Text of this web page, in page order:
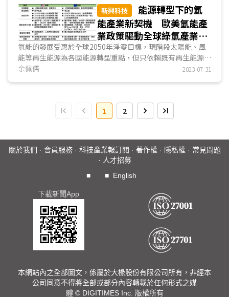
新興科技
能源轉型下的氫
能產業新契機 歐美氫能產
業政策驅動全球綠氫產業鏈
發展
氫能的發展受惠於全球2050年淨零目標，現階段太陽能、風
能等再生能源為各國能源轉型重點，但只依賴既有再生能源恐
已不足，須投入開發新的技術，而氫能成為長期減少碳排...
余佩儒 2023-07-31
1 2
關於我們 · 會員服務· 科技產業報訂閱 · 著作權· 隱私權· 常見問題
· 人才招募
■
■ English
下載新聞App
本網站內之全部圖文，係屬於大椽股份有限公司所有，非經本
公司同意不得將全部或部分內容轉載於任何形式之媒
體 © DIGITIMES Inc. 版權所有